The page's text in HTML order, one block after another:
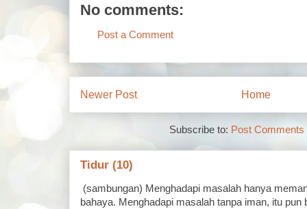
No comments:
Post a Comment
Newer Post Home
Subscribe to: Post Comments
Tidur (10)
(sambungan) Menghadapi masalah hanya
bahaya. Menghadapi masalah tanpa iman, itu